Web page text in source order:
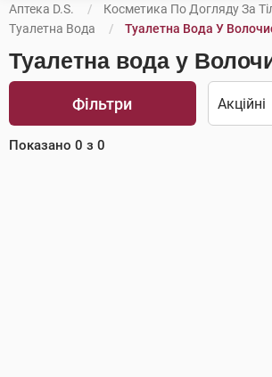
Аптека D.S.
Косметика По Догляду За
Туалетна Вода
Туалетна Вода У
Туалетна вода у
Фільтри
Показано 0 з 0